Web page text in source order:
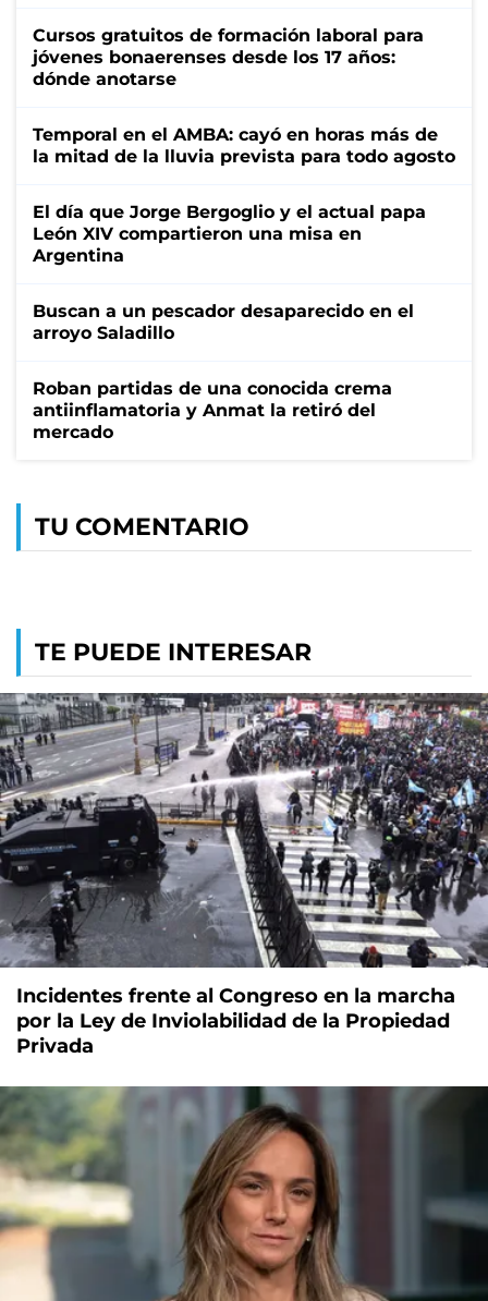
Cursos gratuitos de formación laboral para
jóvenes bonaerenses desde los 17 años:
dónde anotarse
Temporal en el AMBA: cayó en horas más de
la mitad de la lluvia prevista para todo agosto
El día que Jorge Bergoglio y el actual papa
León XIV compartieron una misa en
Argentina
Buscan a un pescador desaparecido en el
arroyo Saladillo
Roban partidas de una conocida crema
antiinflamatoria y Anmat la retiró del
mercado
TU COMENTARIO
TE PUEDE INTERESAR
Incidentes frente al Congreso en la marcha
por la Ley de Inviolabilidad de la Propiedad
Privada